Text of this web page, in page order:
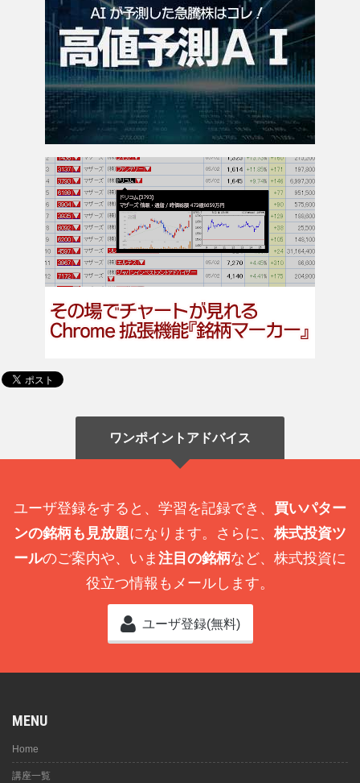
ワンポイントアドバイス
ユーザ登録をすると、学習を記録でき、 買いパター
ンの銘柄も見放題になります。さらに、 株式投資ツ
ールのご案内や、いま 注目の銘柄など、株式投資に
役立つ情報もメールします。
ユーザ登録(無料)
MENU
Home
講座一覧